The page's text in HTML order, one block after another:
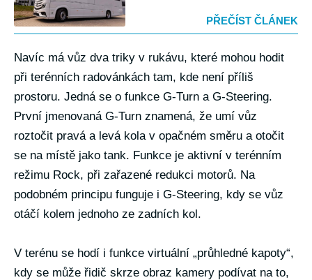
PŘEČÍST ČLÁNEK
Navíc má vůz dva triky v rukávu, které mohou hodit
při terénních radovánkách tam, kde není příliš
prostoru. Jedná se o funkce G-Turn a G-Steering.
První jmenovaná G-Turn znamená, že umí vůz
roztočit pravá a levá kola v opačném směru a otočit
se na místě jako tank. Funkce je aktivní v terénním
režimu Rock, při zařazené redukci motorů. Na
podobném principu funguje i G-Steering, kdy se vůz
otáčí kolem jednoho ze zadních kol.
V terénu se hodí i funkce virtuální „průhledné kapoty“,
kdy se může řidič skrze obraz kamery podívat na to,